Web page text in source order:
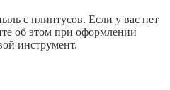
с плинтусов. Если у вас нет
об этом при оформлении
инструмент.